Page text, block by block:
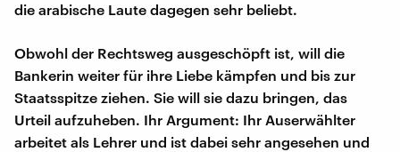
die arabische Laute dagegen sehr beliebt.
Obwohl der Rechtsweg ausgeschöpft ist, will die
Bankerin weiter für ihre Liebe kämpfen und bis zur
Staatsspitze ziehen. Sie will sie dazu bringen, das
Urteil aufzuheben. Ihr Argument: Ihr Auserwählter
arbeitet als Lehrer und ist dabei sehr angesehen und